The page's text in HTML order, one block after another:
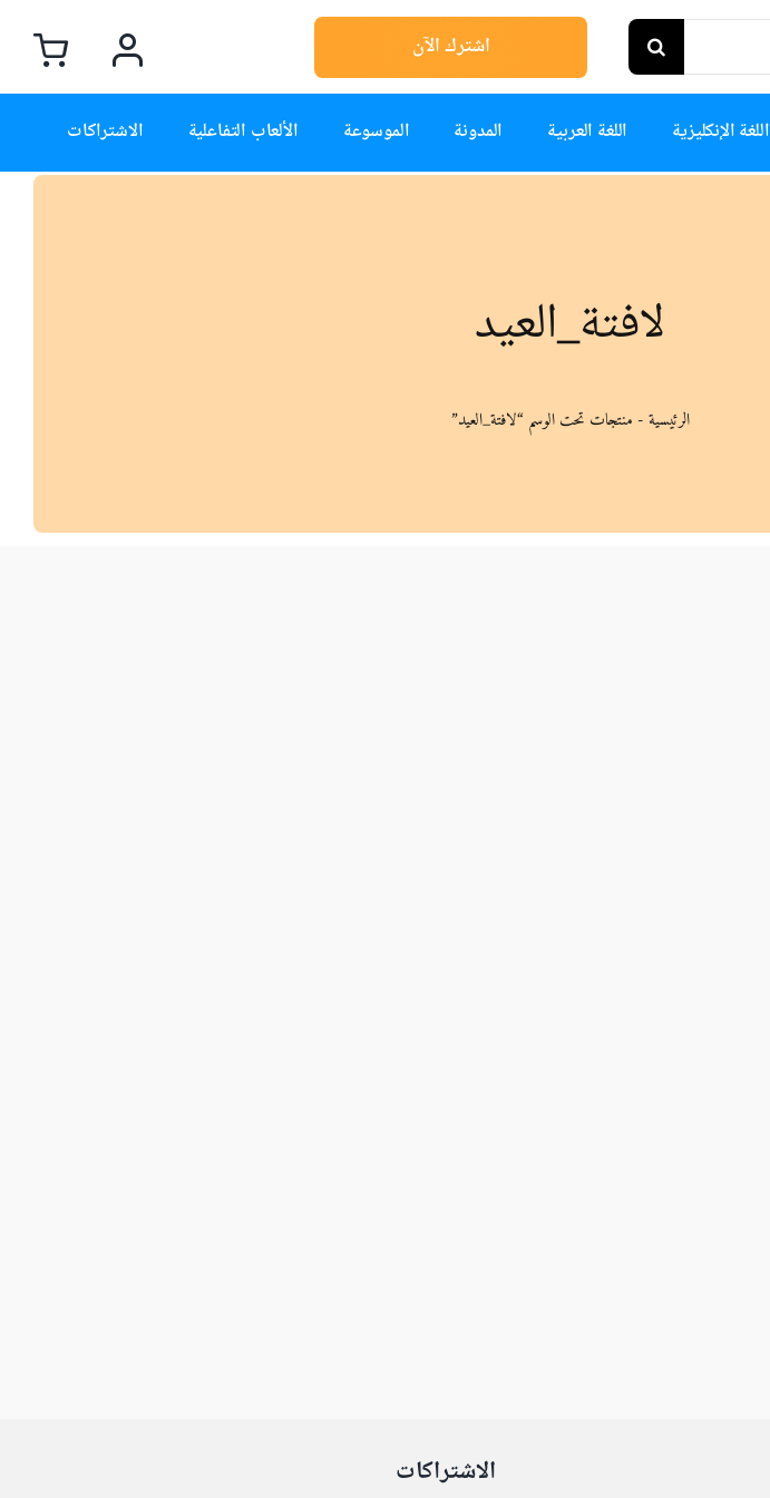
اشترك الآن
اللغة الإنكليزية اللغة العربية المدونة الموسوعة الألعاب التفاعلية الاشتراكات
لافتة_العيد
الرئيسية- منتجات تحت الوسم “لافتة_العيد”
الاشتراكات